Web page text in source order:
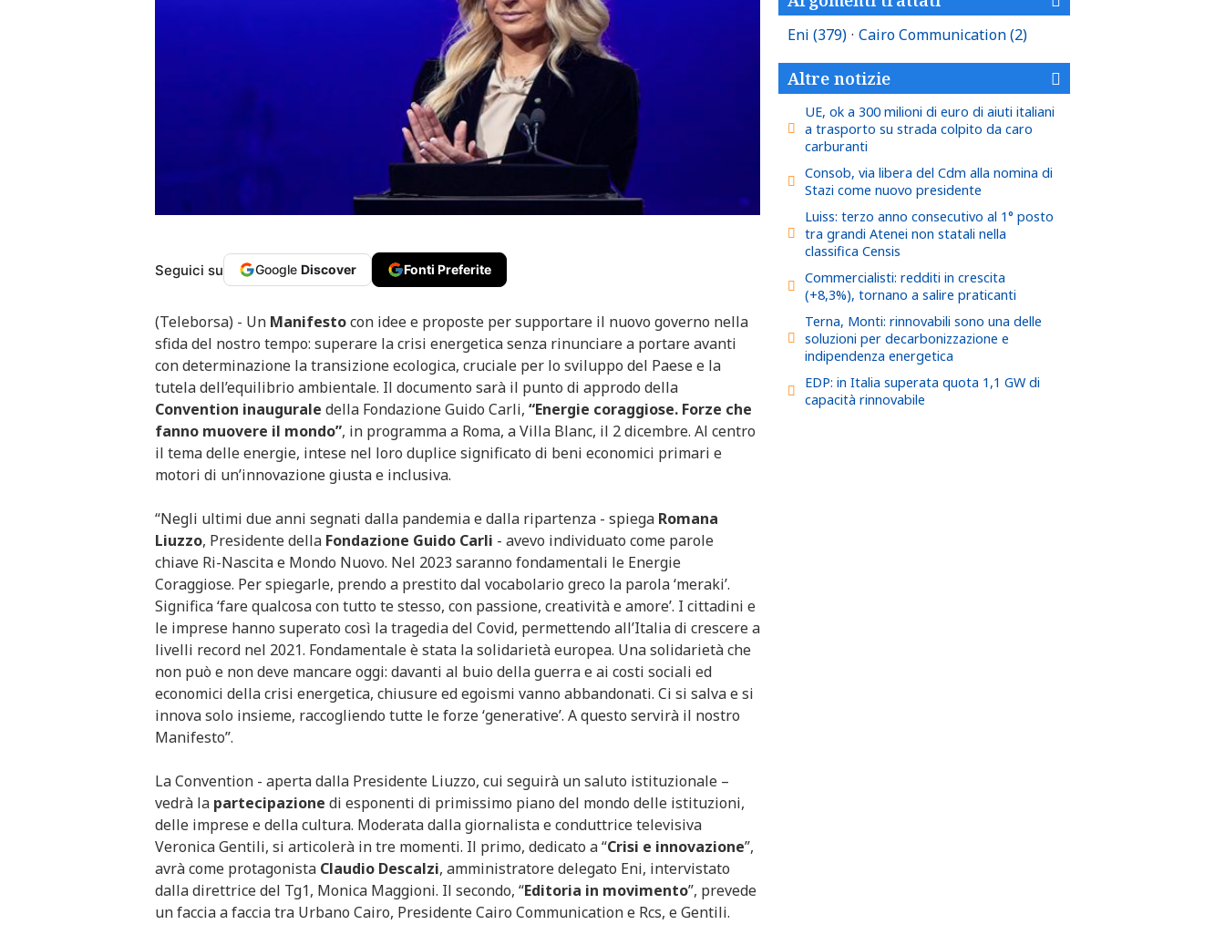
Seguici su Google Discover Fonti Preferite
(Teleborsa) - Un Manifestocon idee e proposte per supportare il nuovo governo nella
sfida del nostro tempo: superare la crisi energetica senza rinunciare a portare avanti
con determinazione la transizione ecologica, cruciale per lo sviluppo del Paese e la
tutela dell’equilibrio ambientale. Il documento sarà il punto di approdo della
Convention inaugurale della Fondazione Guido Carli, “Energie coraggiose. Forze che
fanno muovere il mondo”, in programma a Roma, a Villa Blanc, il 2 dicembre. Al centro
il tema delle energie, intese nel loro duplice significato di beni economici primari e
motori di un’innovazione giusta e inclusiva.
“Negli ultimi due anni segnati dalla pandemia e dalla ripartenza - spiega Romana
Liuzzo, Presidente della Fondazione Guido Carli - avevo individuato come parole
chiave Ri-Nascita e Mondo Nuovo. Nel 2023 saranno fondamentali le Energie
Coraggiose. Per spiegarle, prendo a prestito dal vocabolario greco la parola ‘meraki’.
Significa ‘fare qualcosa con tutto te stesso, con passione, creatività e amore’. I cittadini e
le imprese hanno superato così la tragedia del Covid, permettendo all’Italia di crescere a
livelli record nel 2021. Fondamentale è stata la solidarietà europea. Una solidarietà che
non può e non deve mancare oggi: davanti al buio della guerra e ai costi sociali ed
economici della crisi energetica, chiusure ed egoismi vanno abbandonati. Ci si salva e si
innova solo insieme, raccogliendo tutte le forze ‘generative’. A questo servirà il nostro
Manifesto”.
La Convention - aperta dalla Presidente Liuzzo, cui seguirà un saluto istituzionale –
vedrà la partecipazione di esponenti di primissimo piano del mondo delle istituzioni,
delle imprese e della cultura. Moderata dalla giornalista e conduttrice televisiva
Veronica Gentili, si articolerà in tre momenti. Il primo, dedicato a “Crisi e innovazione”,
avrà come protagonista Claudio Descalzi, amministratore delegato Eni, intervistato
dalla direttrice del Tg1, Monica Maggioni. Il secondo, “Editoria in movimento”, prevede
un faccia a faccia tra Urbano Cairo, Presidente Cairo Communication e Rcs, e Gentili.
Eni (379) · Cairo Communication(2)
Altre notizie
UE, ok a 300 milioni di euro di aiuti italiani
a trasporto su strada colpito da caro
carburanti
Consob, via libera del Cdm alla nomina di
Stazi come nuovo presidente
Luiss: terzo anno consecutivo al 1° posto
tra grandi Atenei non statali nella
classifica Censis
Commercialisti: redditi in crescita
(+8,3%), tornano a salire praticanti
Terna, Monti: rinnovabili sono una delle
soluzioni per decarbonizzazione e
indipendenza energetica
EDP: in Italia superata quota 1,1 GW di
capacità rinnovabile